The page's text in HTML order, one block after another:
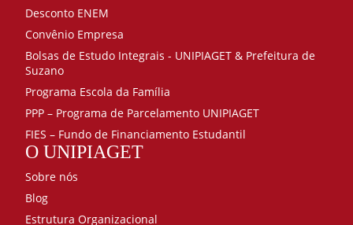
Desconto ENEM
Convênio Empresa
Bolsas de Estudo Integrais - UNIPIAGET & Prefeitura de
Suzano
Programa Escola da Família
PPP – Programa de Parcelamento UNIPIAGET
FIES – Fundo de Financiamento Estudantil
O UNIPIAGET
Sobre nós
Blog
Estrutura Organizacional